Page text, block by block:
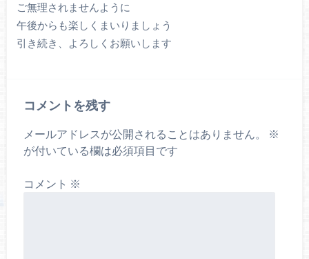
ご無理されませんように
午後からも楽しくまいりましょう
引き続き、よろしくお願いします
コメントを残す
メールアドレスが公開されることはありません。
※
が付いている欄は必須項目です
コメント ※